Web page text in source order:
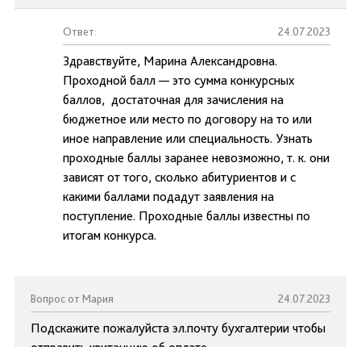
Ответ: 24.07.2023
Здравствуйте, Марина Александровна.
Проходной балл — это сумма конкурсных
баллов, достаточная для зачисления на
бюджетное или место по договору на то или
иное направление или специальность. Узнать
проходные баллы заранее невозможно, т. к. они
зависят от того, сколько абитуриентов и с
какими баллами подадут заявления на
поступление. Проходные баллы известны по
итогам конкурса.
Вопрос от Мария 24.07.2023
Подскажите пожалуйста эл.почту бухгалтерии чтобы